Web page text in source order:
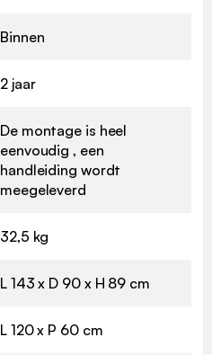
Binnen
2 jaar
De montage is heel
eenvoudig , een
handleiding wordt
meegeleverd
32,5 kg
L 143 x D 90 x H 89 cm
L 120 x P 60 cm